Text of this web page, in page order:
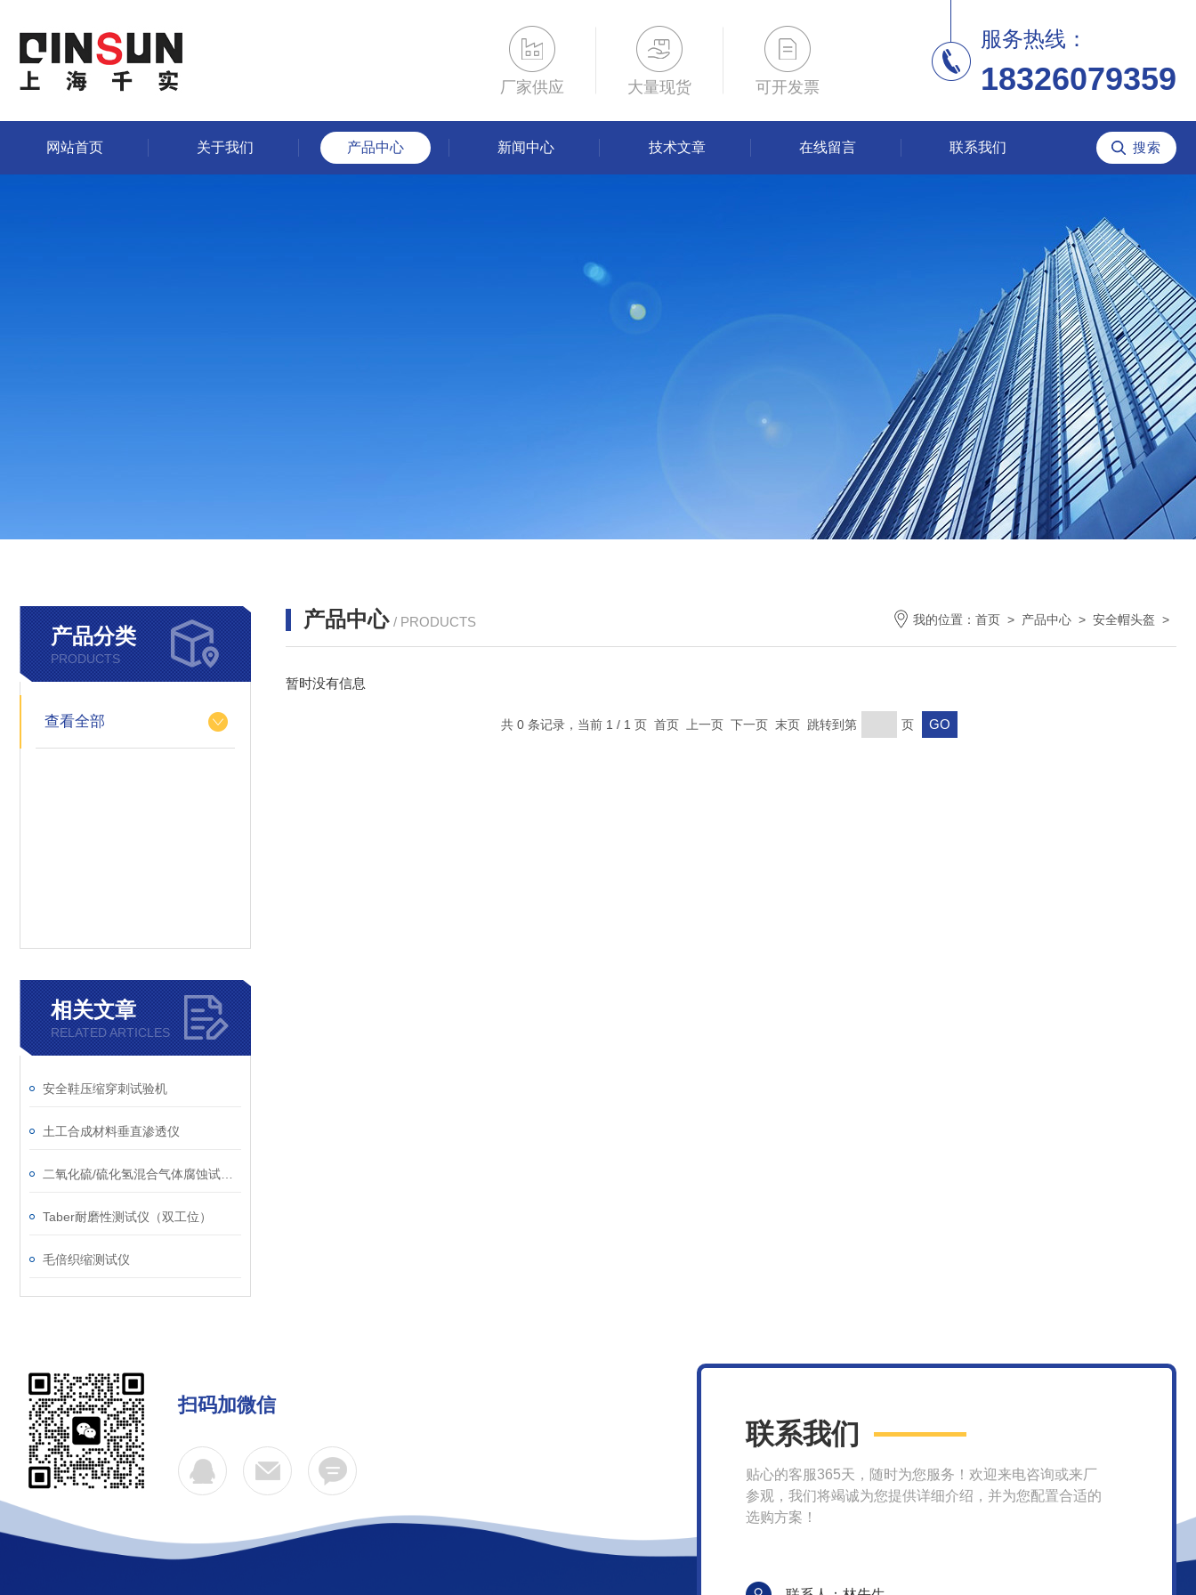
厂家供应 大量现货 可开发票
服务热线：
18326079359
网站首页 关于我们 产品中心 新闻中心 技术文章 在线留言 联系我们
产品分类
PRODUCTS
查看全部
相关文章
RELATED ARTICLES
安全鞋压缩穿刺试验机
土工合成材料垂直渗透仪
Taber耐磨性测试仪（双工位）
毛倍织缩测试仪
产品中心 / PRODUCTS 我的位置： 首页 > 产品中心 > 安全帽头盔 >
暂时没有信息
共 0 条记录，当前 1 / 1 页 首页 上一页 下一页 末页 跳转到第 页
扫码加微信
联系我们
贴心的客服365天，随时为您服务！欢迎来电咨询或来厂
参观，我们将竭诚为您提供详细介绍，并为您配置合适的
选购方案！